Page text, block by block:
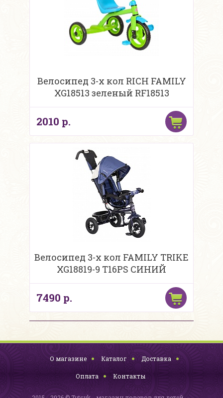
Велосипед 3-х кол RICH FAMILY
XG18513 зеленый RF18513
2010 р.
Велосипед 3-х кол FAMILY TRIKE
XG18819-9 T16PS СИНИЙ
7490 р.
О магазине Каталог Доставка
Оплата Контакты